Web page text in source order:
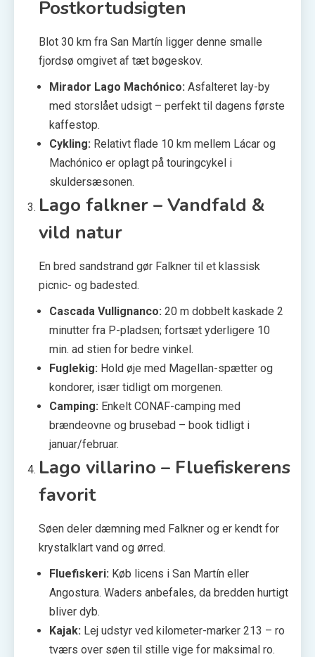
Postkortudsigten
Blot 30 km fra San Martín ligger denne smalle
fjordsø omgivet af tæt bøgeskov.
Mirador Lago Machónico: Asfalteret lay-by
med storslået udsigt – perfekt til dagens første
kaffestop.
Cykling: Relativt flade 10 km mellem Lácar og
Machónico er oplagt på touringcykel i
skuldersæsonen.
Lago falkner – Vandfald &
vild natur
En bred sandstrand gør Falkner til et klassisk
picnic- og badested.
Cascada Vullignanco: 20 m dobbelt kaskade 2
minutter fra P-pladsen; fortsæt yderligere 10
min. ad stien for bedre vinkel.
Fuglekig: Hold øje med Magellan-spætter og
kondorer, især tidligt om morgenen.
Camping: Enkelt CONAF-camping med
brændeovne og brusebad – book tidligt i
januar/februar.
Lago villarino – Fluefiskerens
favorit
Søen deler dæmning med Falkner og er kendt for
krystalklart vand og ørred.
Fluefiskeri: Køb licens i San Martín eller
Angostura. Waders anbefales, da bredden hurtigt
bliver dyb.
Kajak: Lej udstyr ved kilometer-marker 213 – ro
tværs over søen til stille vige for maksimal ro.